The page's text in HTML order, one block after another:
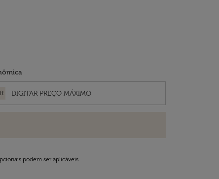
podem ser aplicáveis.